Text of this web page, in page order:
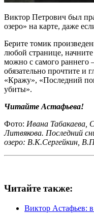
Виктор Петрович был
озеро» на карте, даже
Берите томик
любой странице,
можно с самого раннего
обязательно прочтите и
«Кражу», «Последний
убиты».
Читайте Астафьева!
Фото: Ивана Табакаева,
Литвякова. Последний
озеро: В.К.Сергейкин,
Читайте также:
Виктор Астафьев: